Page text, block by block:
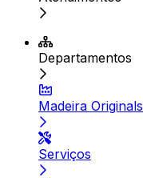
Departamentos
Madeira Originals
Serviços